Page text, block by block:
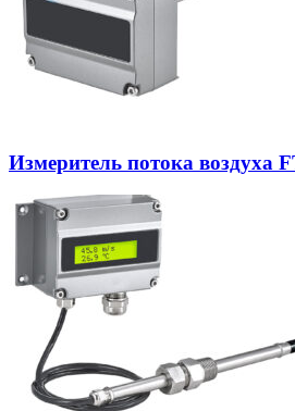
Измеритель потока воздуха